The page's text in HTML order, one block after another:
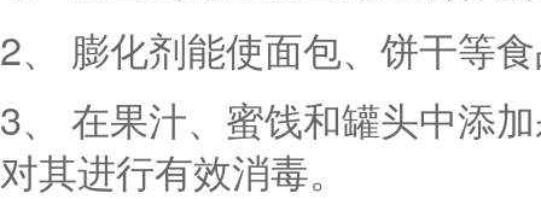
2、 膨化剂能使面包、饼干等
3、 在果汁、蜜饯和罐头中添
对其进行有效消毒。